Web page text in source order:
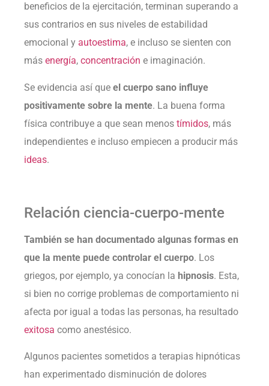
beneficios de la ejercitación, terminan superando a
sus contrarios en sus niveles de estabilidad
emocional y autoestima, e incluso se sienten con
más energía, concentración e imaginación.
Se evidencia así que el cuerpo sano influye
positivamente sobre la mente. La buena forma
física contribuye a que sean menos tímidos, más
independientes e incluso empiecen a producir más
ideas.
Relación ciencia-cuerpo-mente
También se han documentado algunas formas en
que la mente puede controlar el cuerpo. Los
griegos, por ejemplo, ya conocían la hipnosis. Esta,
si bien no corrige problemas de comportamiento ni
afecta por igual a todas las personas, ha resultado
exitosa como anestésico.
Algunos pacientes sometidos a terapias hipnóticas
han experimentado disminución de dolores